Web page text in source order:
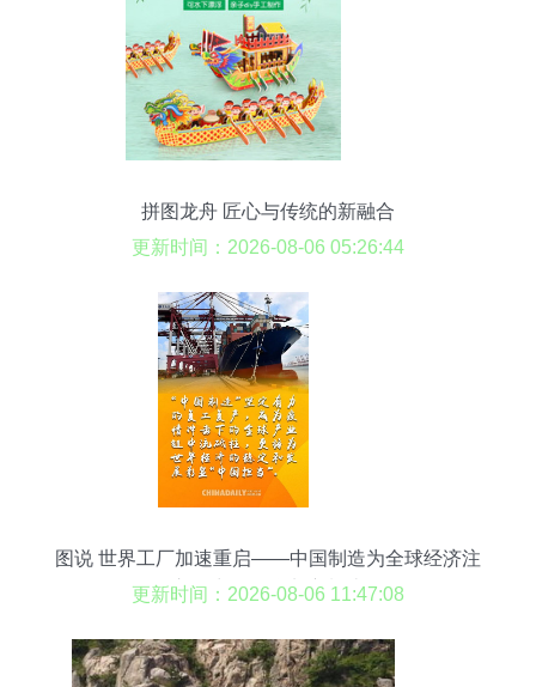
拼图龙舟 匠心与传统的新融合
更新时间：2026-08-06 05:26:44
图说 世界工厂加速重启——中国制造为全球经济注
入活力，聚焦龙舟制造
更新时间：2026-08-06 11:47:08